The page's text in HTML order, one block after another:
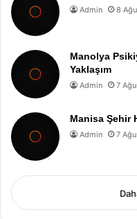
Admin 8
Manolya
Yaklaşım
Admin 7
Manisa Şehir
Admin 7